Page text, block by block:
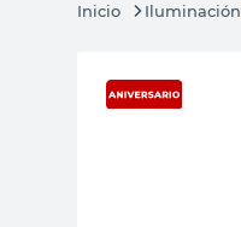
Iluminación